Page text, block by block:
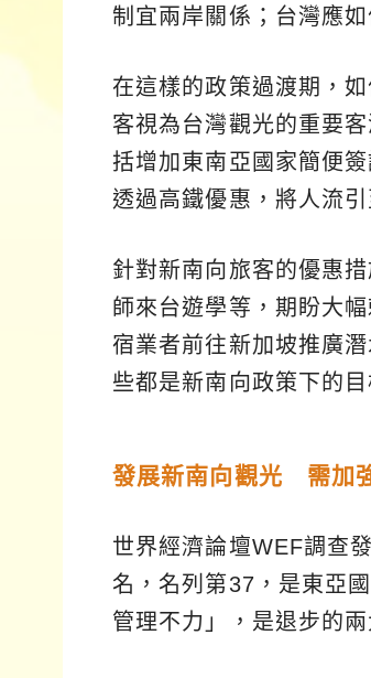
制宜兩岸關係；台灣應
在這樣的政策過渡期，
客視為台灣觀光的重要
括增加東南亞國家簡便
透過高鐵優惠，將人流引
針對新南向旅客的優惠
師來台遊學等，期盼大
宿業者前往新加坡推廣
些都是新南向政策下的
發展新南向觀光 需加
世界經濟論壇WEF調查
名，名列第37，是東亞
管理不力」，是退步的兩